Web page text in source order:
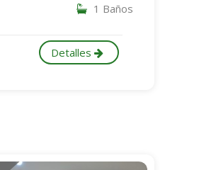
1 Baños
Detalles